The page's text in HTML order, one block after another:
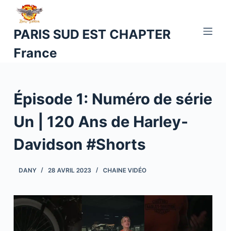
u
c
u
PARIS SUD EST CHAPTER
France
Épisode 1: Numéro de série
Un | 120 Ans de Harley-
Davidson #Shorts
DANY 28 AVRIL 2023 CHAINE VIDÉO